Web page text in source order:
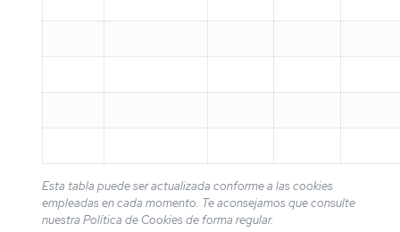
Esta tabla puede ser actualizada conforme a las cookies
empleadas en cada momento. Te aconsejamos que consulte
nuestra Política de Cookies de forma regular.